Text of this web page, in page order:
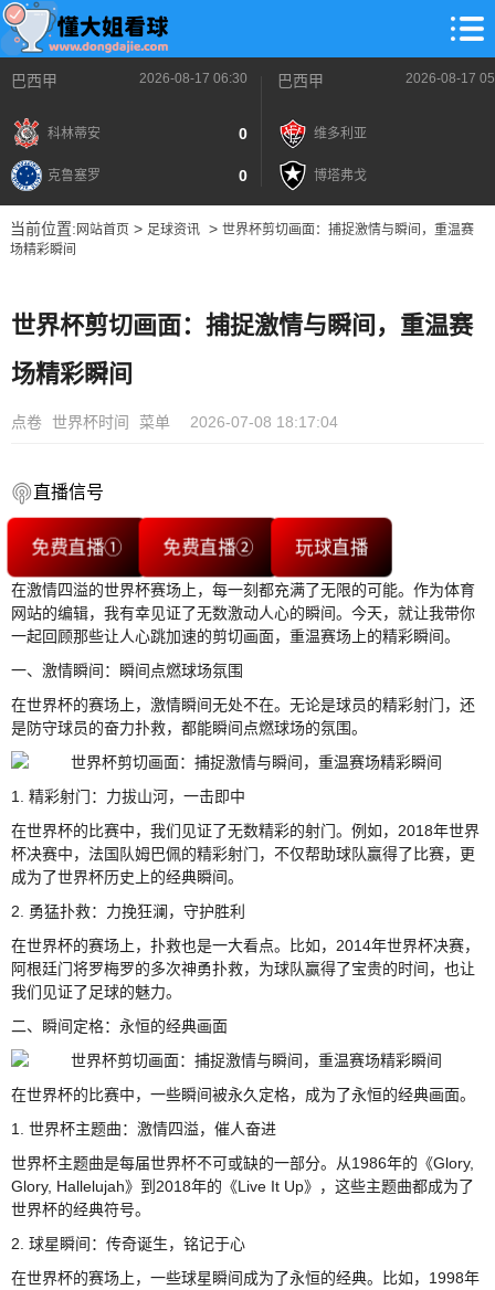
巴西甲 2026-08-17 06:30
科林蒂安 0
克鲁塞罗 0
巴西甲 2026-08-17
维多利亚
博塔弗戈
当前位置: 网站首页> 足球资讯> 世界杯剪切画面：捕捉激情与瞬间，重温赛
场精彩瞬间
世界杯剪切画面：捕捉激情与瞬间，重温赛
场精彩瞬间
点卷 世界杯时间 菜单 2026-07-08 18:17:04
直播信号
免费直播① 免费直播② 玩球直播
在激情四溢的世界杯赛场上，每一刻都充满了无限的可能。作为体育
网站的编辑，我有幸见证了无数激动人心的瞬间。今天，就让我带你
一起回顾那些让人心跳加速的剪切画面，重温赛场上的精彩瞬间。
一、激情瞬间：瞬间点燃球场氛围
在世界杯的赛场上，激情瞬间无处不在。无论是球员的精彩射门，还
是防守球员的奋力扑救，都能瞬间点燃球场的氛围。
1. 精彩射门：力拔山河，一击即中
在世界杯的比赛中，我们见证了无数精彩的射门。例如，2018年世界
杯决赛中，法国队姆巴佩的精彩射门，不仅帮助球队赢得了比赛，更
成为了世界杯历史上的经典瞬间。
2. 勇猛扑救：力挽狂澜，守护胜利
在世界杯的赛场上，扑救也是一大看点。比如，2014年世界杯决赛，
阿根廷门将罗梅罗的多次神勇扑救，为球队赢得了宝贵的时间，也让
我们见证了足球的魅力。
二、瞬间定格：永恒的经典画面
在世界杯的比赛中，一些瞬间被永久定格，成为了永恒的经典画面。
1. 世界杯主题曲：激情四溢，催人奋进
世界杯主题曲是每届世界杯不可或缺的一部分。从1986年的《Glory,
Glory, Hallelujah》到2018年的《Live It Up》，这些主题曲都成为了
世界杯的经典符号。
2. 球星瞬间：传奇诞生，铭记于心
在世界杯的赛场上，一些球星瞬间成为了永恒的经典。比如，1998年